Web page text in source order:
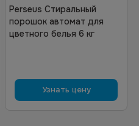
Perseus Стиральный
порошок автомат для
цветного белья 6 кг
Узнать цену